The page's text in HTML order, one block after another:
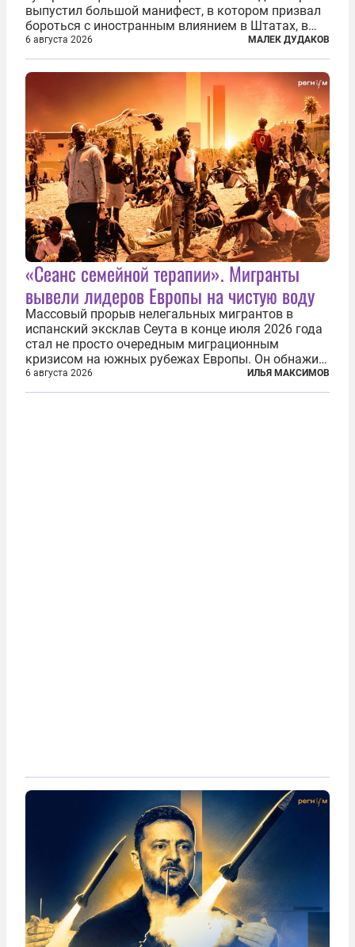
выпустил большой манифест, в котором призвал
бороться с иностранным влиянием в Штатах, в
первую очередь имея в виду Израиль. А также
прекратить заморские войны, выплатить
репарации Ирану, остановить прием мигрантов...
6 августа 2026 МАЛЕК ДУДАКОВ
«Сеанс семейной терапии». Мигранты
вывели лидеров Европы на чистую воду
Массовый прорыв нелегальных мигрантов в
испанский эксклав Сеута в конце июля 2026 года
стал не просто очередным миграционным
кризисом на южных рубежах Европы. Он обнажил
фундаментальный раскол внутри Евросоюза,
продемонстрировав, что десятилетиями
6 августа 2026 ИЛЬЯ МАКСИМОВ